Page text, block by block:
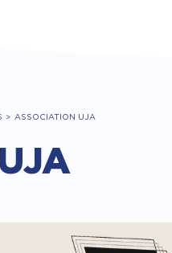
ASSOCIATION UJA